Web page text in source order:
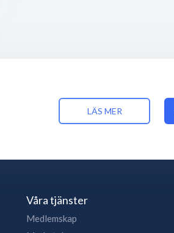
LÄS MER
Våra tjänster
Medlemskap